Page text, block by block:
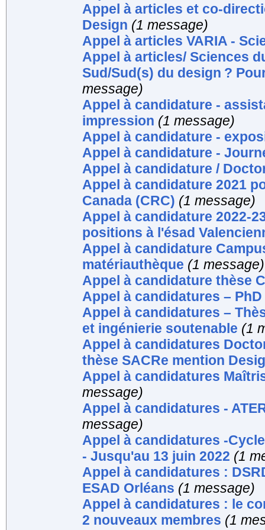
Appel à articles et co-
Design (1 message)
Appel à articles VARIA -
Appel à articles/ Sciences
Sud/Sud(s) du design ?
message)
Appel à candidature -
impression (1 message)
Appel à candidature -
Appel à candidature -
Appel à candidature /
Appel à candidature 2021
Canada (CRC) (1 message)
Appel à candidature 2022-
positions à l'ésad
Appel à candidature
matériauthèque (1 message)
Appel à candidature thèse
Appel à candidatures –
Appel à candidatures –
et ingénierie soutenable (1
Appel à candidatures
thèse SACRe mention
Appel à candidatures
message)
Appel à candidatures -
message)
Appel à candidatures -
- Jusqu'au 13 juin 2022 (1
Appel à candidatures :
ESAD Orléans (1 message)
Appel à candidatures : le
2 nouveaux membres (1